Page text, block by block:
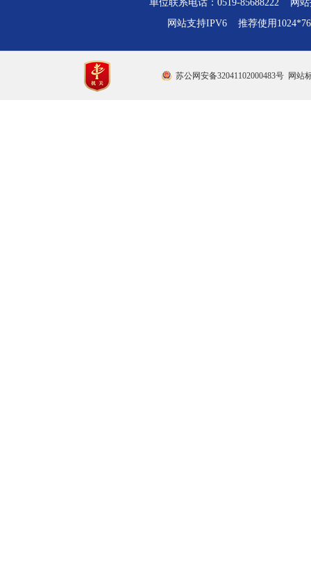
单位联系电话：0519-85688222 网站
网站支持IPV6 推荐使用
苏公网安备32041102000483号 网站